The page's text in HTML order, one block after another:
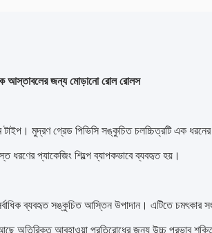
আস্তাবলের জন্য মোড়ানো রোল রোলস
টাইপ। মুদ্রণ গ্রেড পিভিসি সঙ্কুচিত চলচ্চিত্রটি এক
ধরণের প্যাকেজিং শিল্পে ব্যাপকভাবে ব্যবহৃত হয়।
ব্যবহৃত সঙ্কুচিত আস্তিন উপাদান। এটিতে চমৎকার
অতিরিক্ত আবহাওয়া প্রতিরোধের জন্য উচ্চ প্রভাব